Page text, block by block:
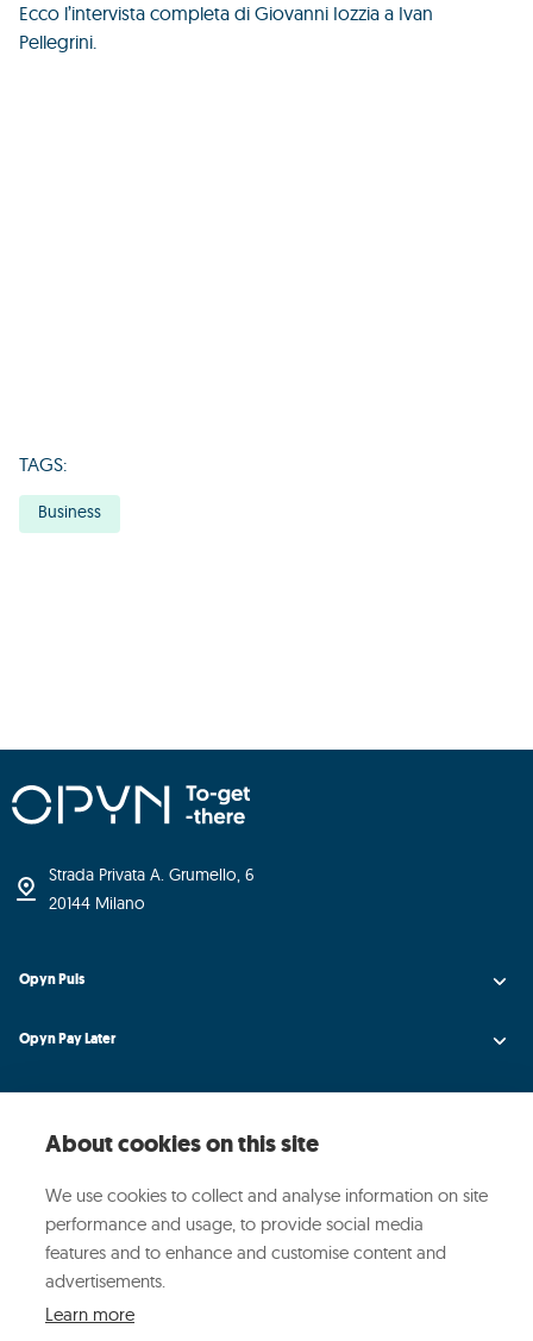
Ecco l’intervista completa di Giovanni Iozzia a Ivan
Pellegrini.
TAGS:
Business
Strada Privata A. Grumello, 6
20144 Milano
Opyn Puls
Opyn Pay Later
Opyn Universe
Opyn Credit AI
Opyn
Media ed Eventi
About cookies on this site
We use cookies to collect and analyse information on site
performance and usage, to provide social media
features and to enhance and customise content and
advertisements.
Learn more